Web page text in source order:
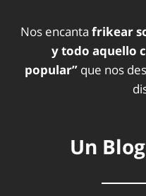
Nos encanta frikear
y todo aquello
popular” que nos
Un